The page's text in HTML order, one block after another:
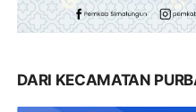
DARI KECAMATAN